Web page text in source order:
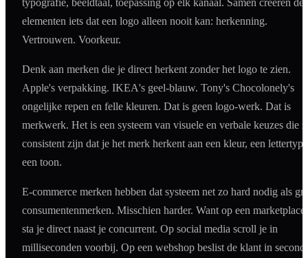
typografie, beeldtaal, toepassing op elk kanaal. Samen creëren
elementen iets dat een logo alleen nooit kan: herkenning.
Vertrouwen. Voorkeur.
Denk aan merken die je direct herkent zonder het logo te zien.
Apple's verpakking. IKEA's geel-blauw. Tony's Chocolonely's
ongelijke repen en felle kleuren. Dat is geen logo-werk. Dat is
merkwerk. Het is een systeem van visuele en verbale keuzes die
consistent zijn dat je het merk herkent aan een kleur, een
een toon.
E-commerce merken hebben dat systeem net zo hard nodig als
consumentenmerken. Misschien harder. Want op een marketplace
sta je direct naast je concurrent. Op social media scroll je in
milliseconden voorbij. Op een webshop beslist de klant in